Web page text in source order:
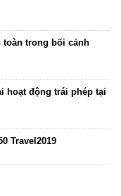
toàn trong bối cảnh
hoạt động trái phép tại
Travel2019